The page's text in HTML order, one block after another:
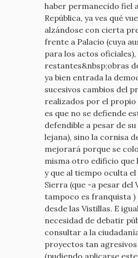
haber permanecido fiel
República, ya ves qué
alzándose con cierta
frente a Palacio (cuya
para los actos
restantes&nbsp;obras
ya bien entrada la
sucesivos cambios del
realizados por el propio
es que no se defiende
defendible a pesar de
lejana), sino la cornisa
mejorará porque se
misma otro edificio que
y que al tiempo oculta
Sierra (que -a pesar del
tampoco es franquista )
desde las Vistillas. E
necesidad de debatir
consultar a la
proyectos tan